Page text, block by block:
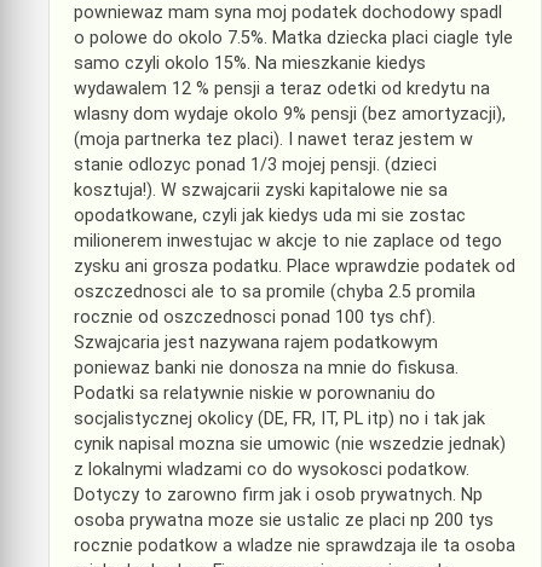
powniewaz mam syna moj podatek dochodowy spadl
o polowe do okolo 7.5%. Matka dziecka placi ciagle tyle
samo czyli okolo 15%. Na mieszkanie kiedys
wydawalem 12 % pensji a teraz odetki od kredytu na
wlasny dom wydaje okolo 9% pensji (bez amortyzacji),
(moja partnerka tez placi). I nawet teraz jestem w
stanie odlozyc ponad 1/3 mojej pensji. (dzieci
kosztuja!). W szwajcarii zyski kapitalowe nie sa
opodatkowane, czyli jak kiedys uda mi sie zostac
milionerem inwestujac w akcje to nie zaplace od tego
zysku ani grosza podatku. Place wprawdzie podatek od
oszczednosci ale to sa promile (chyba 2.5 promila
rocznie od oszczednosci ponad 100 tys chf).
Szwajcaria jest nazywana rajem podatkowym
poniewaz banki nie donosza na mnie do fiskusa.
Podatki sa relatywnie niskie w porownaniu do
socjalistycznej okolicy (DE, FR, IT, PL itp) no i tak jak
cynik napisal mozna sie umowic (nie wszedzie jednak)
z lokalnymi wladzami co do wysokosci podatkow.
Dotyczy to zarowno firm jak i osob prywatnych. Np
osoba prywatna moze sie ustalic ze placi np 200 tys
rocznie podatkow a wladze nie sprawdzaja ile ta osoba